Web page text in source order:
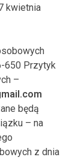
kwietnia
650 Przytyk
–
będą
– na
z dnia